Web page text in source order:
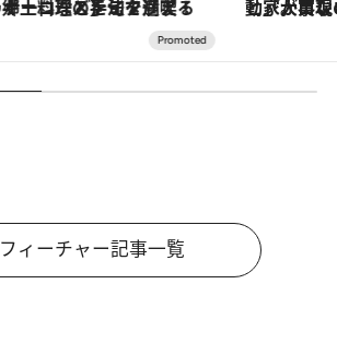
「大事なのは地域の意識を変えること」。ロレックス賞受賞の自然保護活動家が実現させたナイジェリアの自然環境の復活
フィーチャー記事一覧